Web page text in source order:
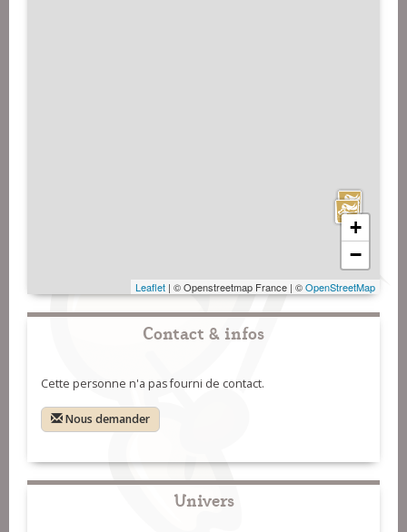
+
−
Leaflet | © Openstreetmap France | ©OpenStreetMap
Contact & infos
Cette personne n'a pas fourni de contact.
Nous demander
Univers